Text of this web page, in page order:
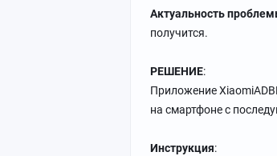
Актуальность
получится.
РЕШЕНИЕ:
Приложение
на смартфоне с
Инструкция: